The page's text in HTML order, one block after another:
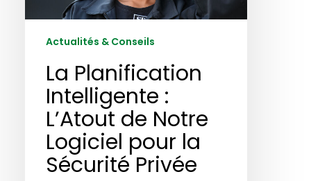
Logiciel
pour
Sécurité
Privée
Actualités & Conseils
La Planification
Intelligente :
L’Atout de Notre
Logiciel pour la
Sécurité Privée